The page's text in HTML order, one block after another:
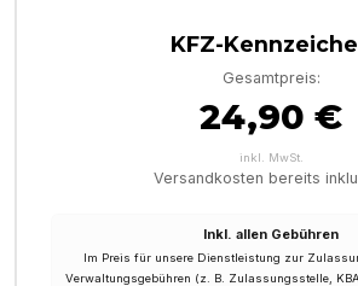
KFZ-
Gesamtpreis:
24,90 €
inkl. MwSt.
Versandkosten bereits
Inkl. allen Gebühren
Im Preis für unsere Dienstleistung zur
Verwaltungsgebühren (z. B. Zulassungsstelle,